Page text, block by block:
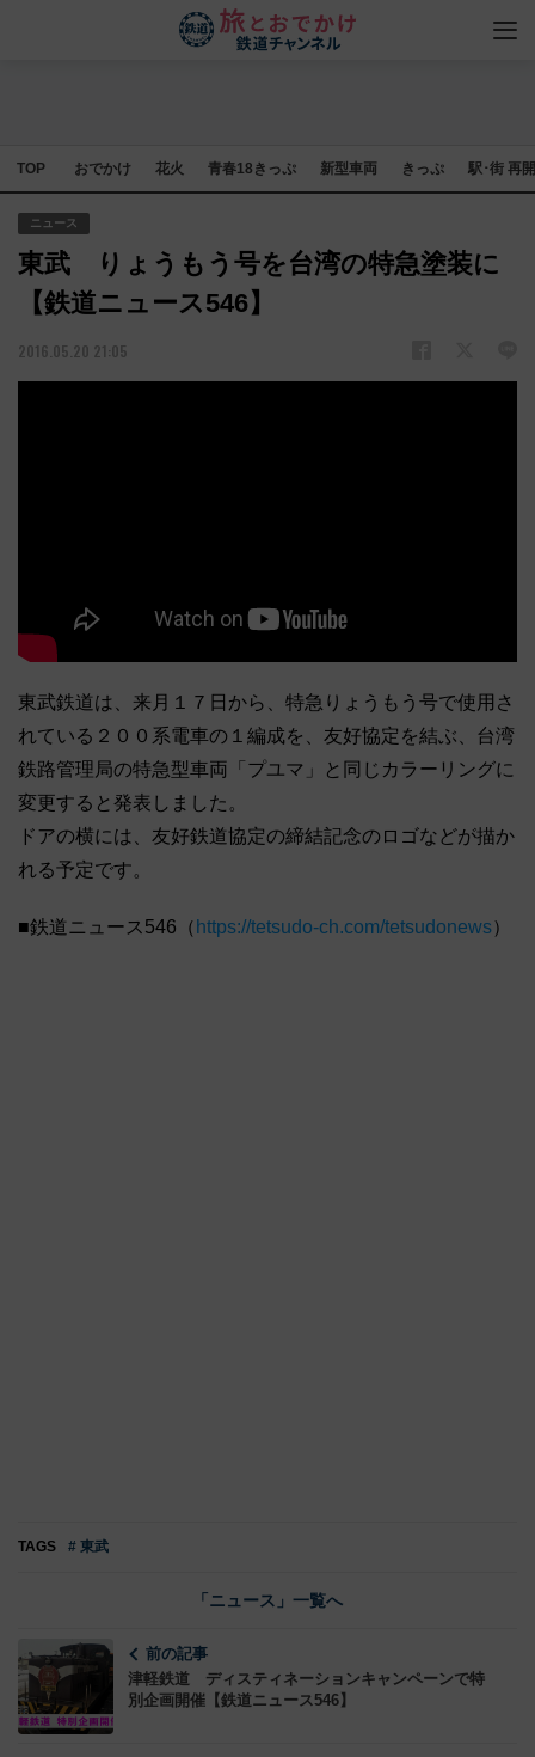
TOP おでかけ 花火 青春18きっぷ 新型車両 きっぷ 駅･街 再
ニュース
東武 りょうもう号を台湾の特急塗装に
【鉄道ニュース546】
2016.05.20 21:05
東武鉄道は、来月１７日から、特急りょうもう号で使用さ
れている２００系電車の１編成を、友好協定を結ぶ、台湾
鉄路管理局の特急型車両「プユマ」と同じカラーリングに
変更すると発表しました。
ドアの横には、友好鉄道協定の締結記念のロゴなどが描か
れる予定です。
■鉄道ニュース546（ https://tetsudo-ch.com/tetsudonews）
TAGS # 東武
「ニュース」一覧へ
前の記事
津軽鉄道 ディスティネーションキャンペーンで特
別企画開催【鉄道ニュース546】